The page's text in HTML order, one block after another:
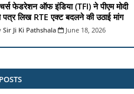
फेडरेशन ऑफ इंडिया (TFI) ने पीएम मोदी
पत्र लिख RTE एक्ट बदलने की उठाई मांग
Sir Ji Ki Pathshala June 18, 2026